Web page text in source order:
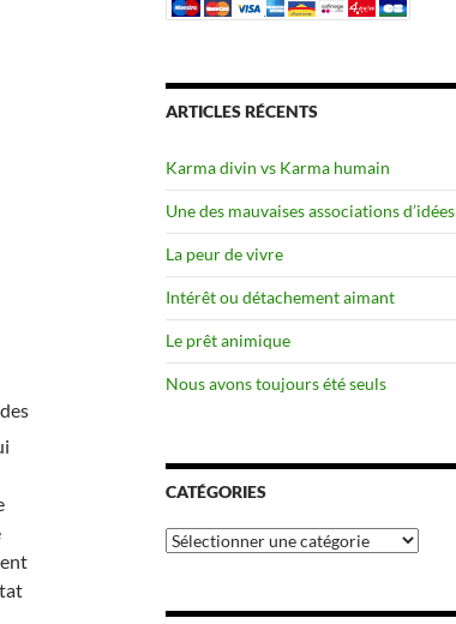
ARTICLES RÉCENTS
Karma divin vs Karma humain
Une des mauvaises associations d’idées
La peur de vivre
Intérêt ou détachement aimant
Le prêt animique
Nous avons toujours été seuls
CATÉGORIES
Catégories